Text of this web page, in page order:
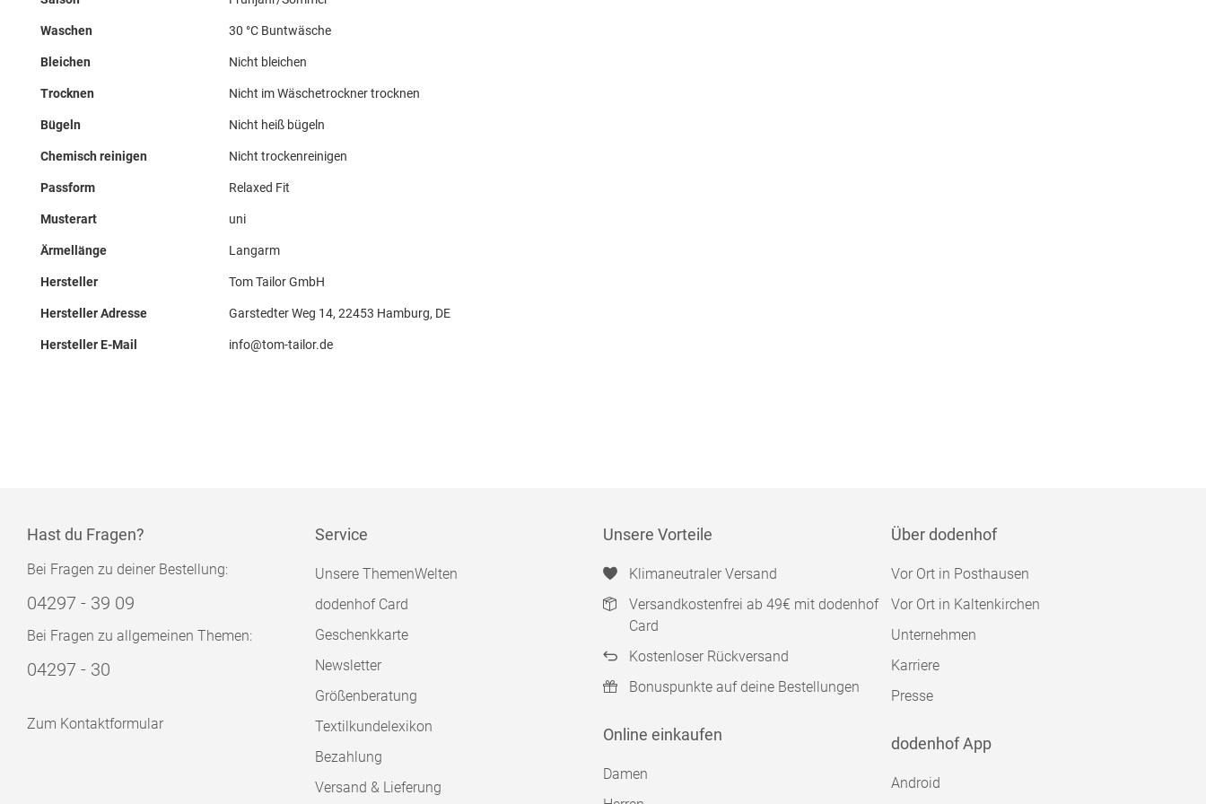
Waschen 30 °C Buntwäsche
Bleichen Nicht bleichen
Trocknen Nicht im Wäschetrockner trocknen
Bügeln Nicht heiß bügeln
Chemisch reinigen Nicht trockenreinigen
Passform Relaxed Fit
Musterart uni
Ärmellänge Langarm
Hersteller Tom Tailor GmbH
Hersteller Adresse Garstedter Weg 14, 22453 Hamburg, DE
Hersteller E-Mail info@tom-tailor.de
Hast du Fragen?
Bei Fragen zu deiner Bestellung:
04297 - 39 09
Bei Fragen zu allgemeinen Themen:
04297 - 30
Zum Kontaktformular
Service
Unsere ThemenWelten
dodenhof Card
Geschenkkarte
Newsletter
Größenberatung
Textilkundelexikon
Bezahlung
Versand & Lieferung
Unsere Vorteile
Klimaneutraler Versand
Versandkostenfrei ab 49€ mit dodenhof
Card
Kostenloser Rückversand
Bonuspunkte auf deine Bestellungen
Online einkaufen
Damen
Über dodenhof
Vor Ort in Posthausen
Vor Ort in Kaltenkirchen
Unternehmen
Karriere
Presse
dodenhof App
Android